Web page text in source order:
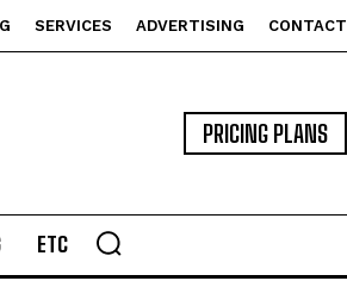
SERVICES ADVERTISING CONTACT
PRICING PLANS
ETC